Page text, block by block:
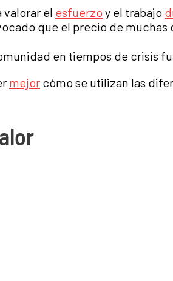
valorar el esfuerzo y el trabajo
que el precio de muchas
en tiempos de crisis
mejor cómo se utilizan las